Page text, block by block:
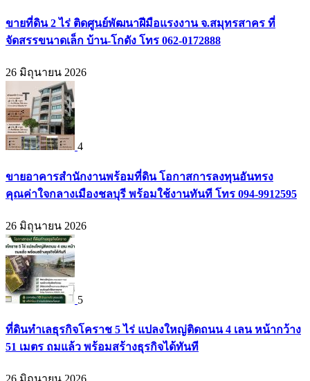
ขายที่ดิน 2 ไร่ ติดศูนย์พัฒนาฝีมือแรงงาน จ.สมุทรสาคร ที่
จัดสรรขนาดเล็ก บ้าน-โกดัง โทร 062-0172888
26 มิถุนายน 2026
4
ขายอาคารสำนักงานพร้อมที่ดิน โอกาสการลงทุนอันทรง
คุณค่าใจกลางเมืองชลบุรี พร้อมใช้งานทันที โทร 094-9912595
26 มิถุนายน 2026
5
ที่ดินทำเลธุรกิจโคราช 5 ไร่ แปลงใหญ่ติดถนน 4 เลน หน้ากว้าง
51 เมตร ถมแล้ว พร้อมสร้างธุรกิจได้ทันที